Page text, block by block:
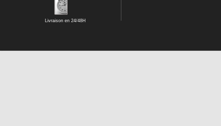
Livraison en 24/48H